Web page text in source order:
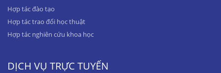
Hợp tác đào tạo
Hợp tác trao đổi học thuật
Hợp tác nghiên cứu khoa học
DỊCH VỤ TRỰC TUYẾN